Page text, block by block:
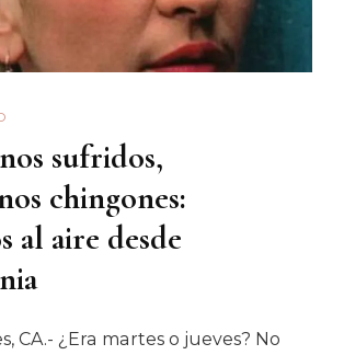
Del
Aborto
Y
sufridos,
chingones:
al aire desde
CA.- ¿Era martes o jueves? No